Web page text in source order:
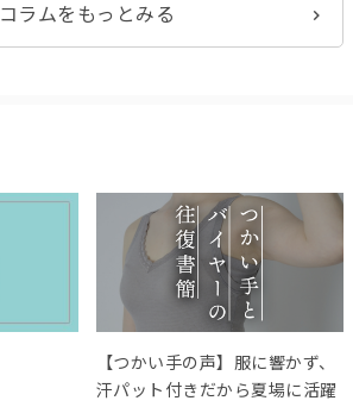
コラムをもっとみる
【つかい手の声】服に響かず、
汗パット付きだから夏場に活躍